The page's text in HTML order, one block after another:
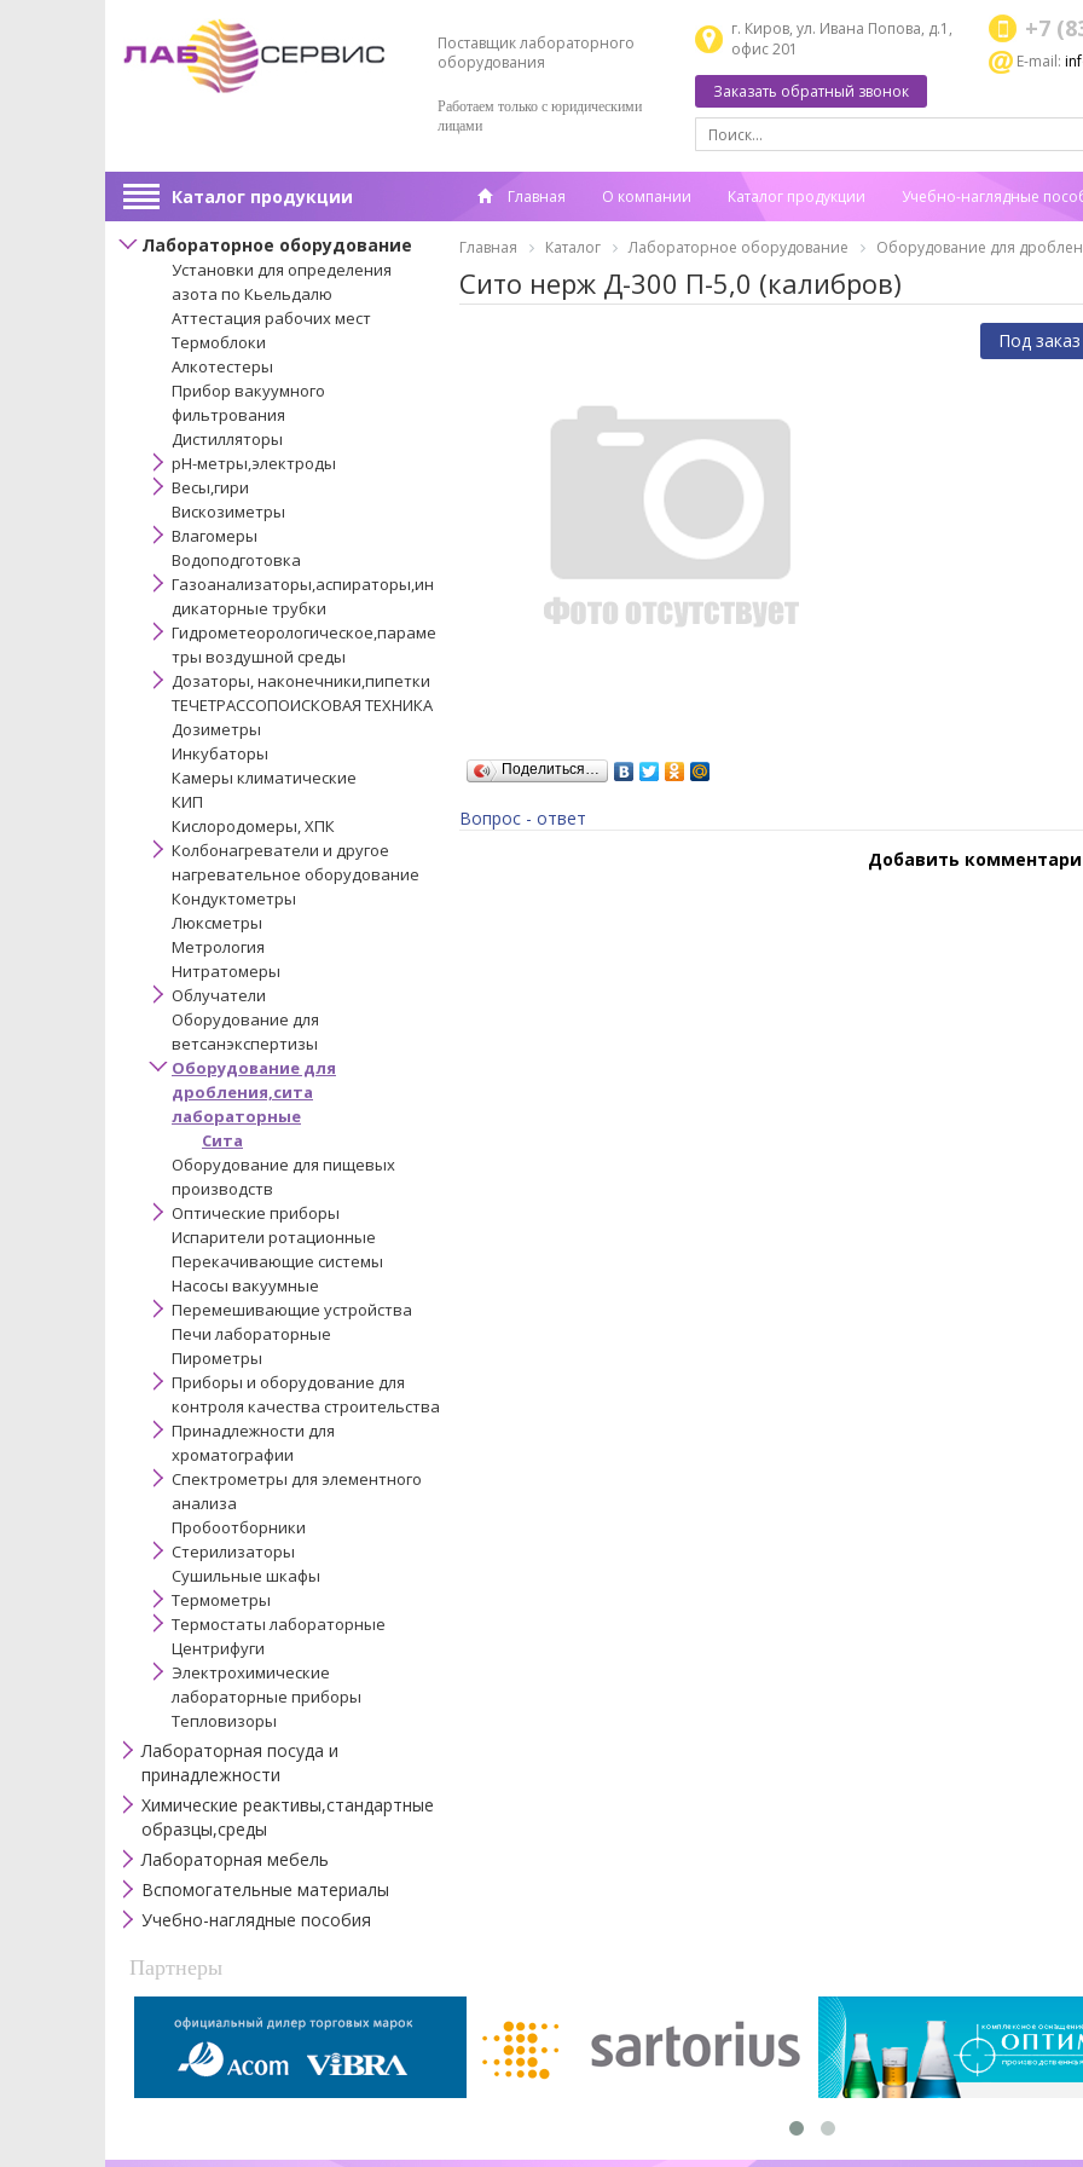
Поставщик лабораторного
оборудования
Работаем только с юридическими
лицами
г. Киров, ул. Ивана Попова, д.1,
офис 201
+7
E-mail:
Заказать обратный звонок
Каталог продукции Главная О компании Каталог продукции Учебно-наглядные
Лабораторное оборудование
Установки для определения
азота по Кьельдалю
Аттестация рабочих мест
Термоблоки
Алкотестеры
Прибор вакуумного
фильтрования
Дистилляторы
pH-метры,электроды
Весы,гири
Вискозиметры
Влагомеры
Водоподготовка
Газоанализаторы,аспираторы,ин
дикаторные трубки
Гидрометеорологическое,параме
тры воздушной среды
Дозаторы, наконечники,пипетки
ТЕЧЕТРАССОПОИСКОВАЯ ТЕХНИКА
Дозиметры
Инкубаторы
Камеры климатические
КИП
Кислородомеры, ХПК
Колбонагреватели и другое
нагревательное оборудование
Кондуктометры
Люксметры
Метрология
Нитратомеры
Облучатели
Оборудование для
ветсанэкспертизы
Оборудование для
дробления,сита
лабораторные
Сита
Оборудование для пищевых
производств
Оптические приборы
Испарители ротационные
Перекачивающие системы
Насосы вакуумные
Перемешивающие устройства
Печи лабораторные
Пирометры
Приборы и оборудование для
контроля качества строительства
Принадлежности для
хроматографии
Спектрометры для элементного
анализа
Пробоотборники
Стерилизаторы
Сушильные шкафы
Термометры
Термостаты лабораторные
Центрифуги
Электрохимические
лабораторные приборы
Тепловизоры
Лабораторная посуда и
принадлежности
Химические реактивы,стандартные
образцы,среды
Лабораторная мебель
Вспомогательные материалы
Учебно-наглядные пособия
Главная Каталог Лабораторное оборудование Оборудование для
Сито нерж Д-300 П-5,0 (калибров)
Поделиться…
Под заказ
Вопрос - ответ
Добавить
Партнеры